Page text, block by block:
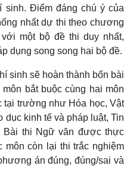
sinh. Điểm đáng chú ý của
nhất dự thi theo chương
một bộ đề thi duy nhất,
dụng song song hai bộ đề.
sinh sẽ hoàn thành bốn bài
bắt buộc cùng hai môn
tại trường như Hóa học, Vật
dục kinh tế và pháp luật, Tin
Bài thi Ngữ văn được thực
môn còn lại thi trắc nghiệm
án đúng, đúng/sai và